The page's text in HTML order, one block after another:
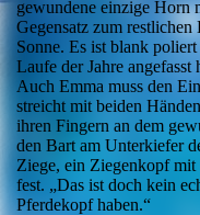
gewundene einzige Horn
Gegensatz zum
Sonne. Es ist blank
Laufe der Jahre angefasst
Auch Emma muss den
streicht mit beiden
ihren Fingern an dem
den Bart am Unterkiefer
Ziege, ein Ziegenkopf mit
fest. „Das ist doch kein
Pferdekopf haben.“